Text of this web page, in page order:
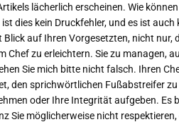
lächerlich erscheinen. Wie
dies kein Druckfehler, und es ist
auf Ihren Vorgesetzten, nicht nur,
Chef zu erleichtern. Sie zu managen,
Sie mich bitte nicht falsch. Ihren
den sprichwörtlichen Fußabstreifer zu
oder Ihre Integrität aufgeben. Es
Sie möglicherweise nicht